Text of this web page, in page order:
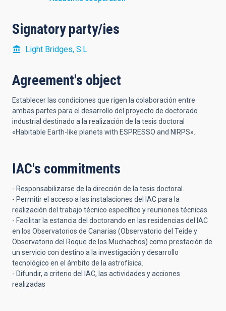
Signatory party/ies
Light Bridges, S.L
Agreement's object
Establecer las condiciones que rigen la colaboración entre
ambas partes para el desarrollo del proyecto de doctorado
industrial destinado a la realización de la tesis doctoral
«Habitable Earth-like planets with ESPRESSO and NIRPS».
IAC's commitments
- Responsabilizarse de la dirección de la tesis doctoral.
- Permitir el acceso a las instalaciones del IAC para la
realización del trabajo técnico específico y reuniones técnicas.
- Facilitar la estancia del doctorando en las residencias del IAC
en los Observatorios de Canarias (Observatorio del Teide y
Observatorio del Roque de los Muchachos) como prestación de
un servicio con destino a la investigación y desarrollo
tecnológico en el ámbito de la astrofísica.
- Difundir, a criterio del IAC, las actividades y acciones
realizadas